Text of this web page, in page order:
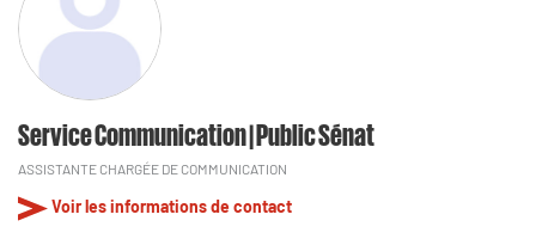
Service Communication | Public Sénat
ASSISTANTE CHARGÉE DE COMMUNICATION
Voir les informations de contact